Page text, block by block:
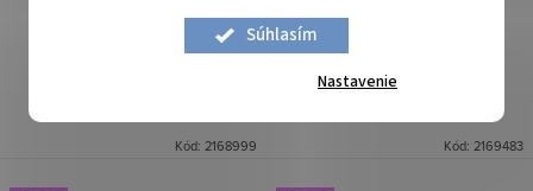
Súhlasím
Nastavenie
Kód: 2168999 Kód: 2169483